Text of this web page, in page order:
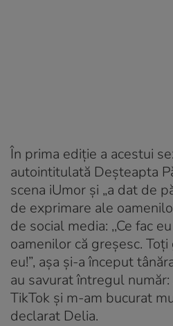
În prima ediție a acestui
autointitulată Deșteapta
scena iUmor și „a dat de
de exprimare ale
de social media: ,,Ce fac
oamenilor că greșesc.
eu!”, așa și-a început
au savurat întregul număr:
TikTok și m-am bucurat
declarat Delia.